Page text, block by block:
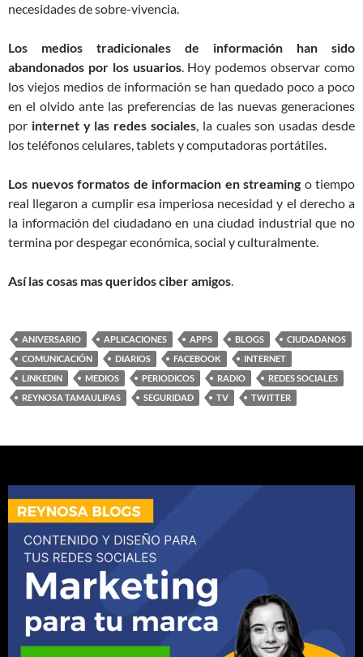
necesidades de sobre-vivencia.
Los medios tradicionales de información han sido
abandonados por los usuarios. Hoy podemos observar como
los viejos medios de información se han quedado poco a poco
en el olvido ante las preferencias de las nuevas generaciones
por internet y las redes sociales, la cuales son usadas desde
los teléfonos celulares, tablets y computadoras portátiles.
Los nuevos formatos de informacion en streaming o tiempo
real llegaron a cumplir esa imperiosa necesidad y el derecho a
la información del ciudadano en una ciudad industrial que no
termina por despegar económica, social y culturalmente.
Así las cosas mas queridos ciber amigos.
ANIVERSARIO APLICACIONES APPS BLOGS
CIUDADANOS
COMUNICACIÓN
DIARIOS FACEBOOK
INTERNET
LINKEDIN
MEDIOS PERIODICOS RADIO
REDES SOCIALES
REYNOSA TAMAULIPAS
SEGURIDAD TV TWITTER